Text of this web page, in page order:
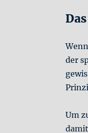
der
Um